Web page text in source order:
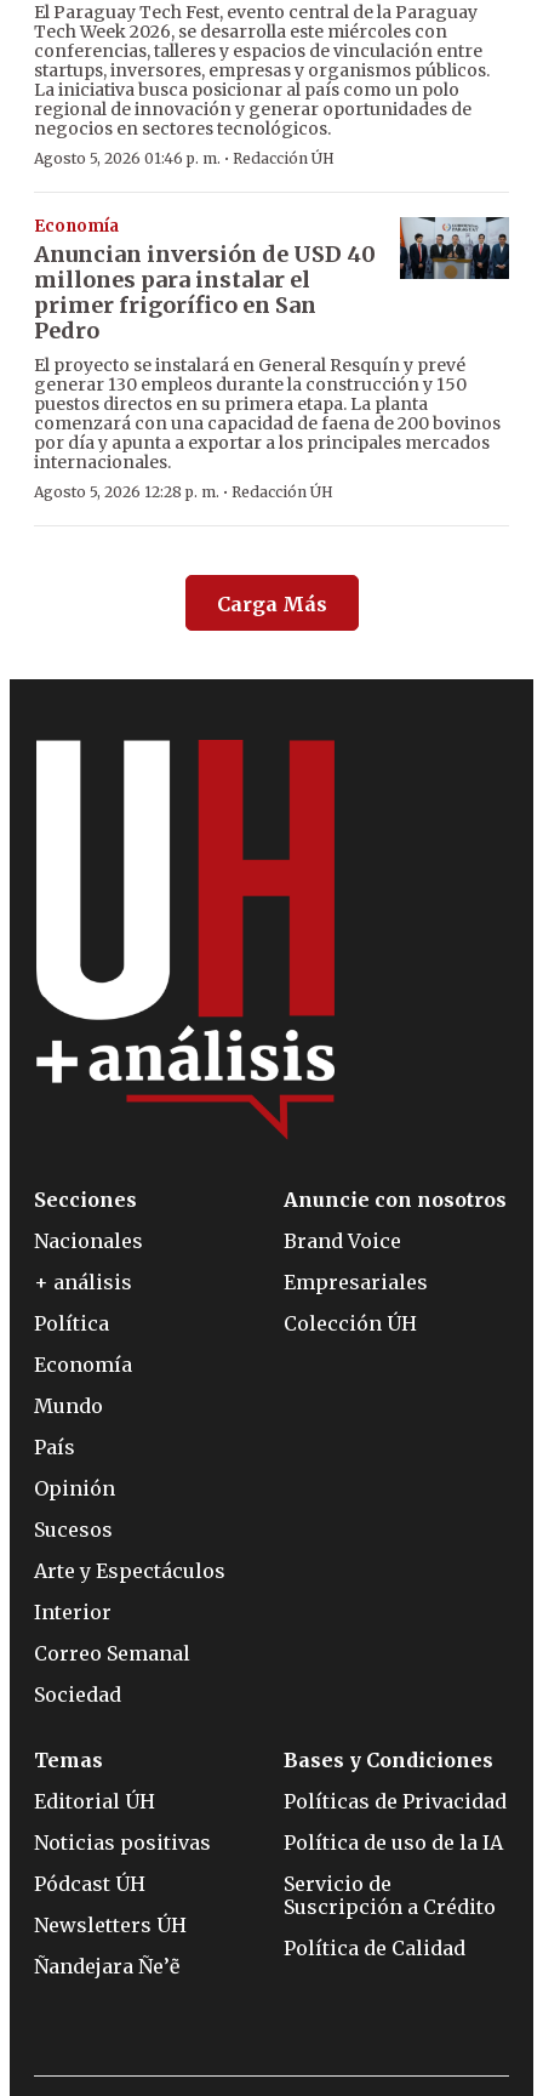
El Paraguay Tech Fest, evento central de la Paraguay
Tech Week 2026, se desarrolla este miércoles con
conferencias, talleres y espacios de vinculación entre
startups, inversores, empresas y organismos públicos.
La iniciativa busca posicionar al país como un polo
regional de innovación y generar oportunidades de
negocios en sectores tecnológicos.
Agosto 5, 2026 01:46 p. m. · Redacción ÚH
Economía
Anuncian inversión de USD 40
millones para instalar el
primer frigorífico en San
Pedro
El proyecto se instalará en General Resquín y prevé
generar 130 empleos durante la construcción y 150
puestos directos en su primera etapa. La planta
comenzará con una capacidad de faena de 200 bovinos
por día y apunta a exportar a los principales mercados
internacionales.
Agosto 5, 2026 12:28 p. m. · Redacción ÚH
Carga Más
Secciones
Nacionales
+ análisis
Política
Economía
Mundo
País
Opinión
Sucesos
Arte y Espectáculos
Interior
Correo Semanal
Sociedad
Anuncie con nosotros
Brand Voice
Empresariales
Colección ÚH
Temas
Editorial ÚH
Noticias positivas
Pódcast ÚH
Newsletters ÚH
Ñandejara Ñe’ẽ
Bases y Condiciones
Políticas de Privacidad
Política de uso de la IA
Servicio de
Suscripción a Crédito
Política de Calidad